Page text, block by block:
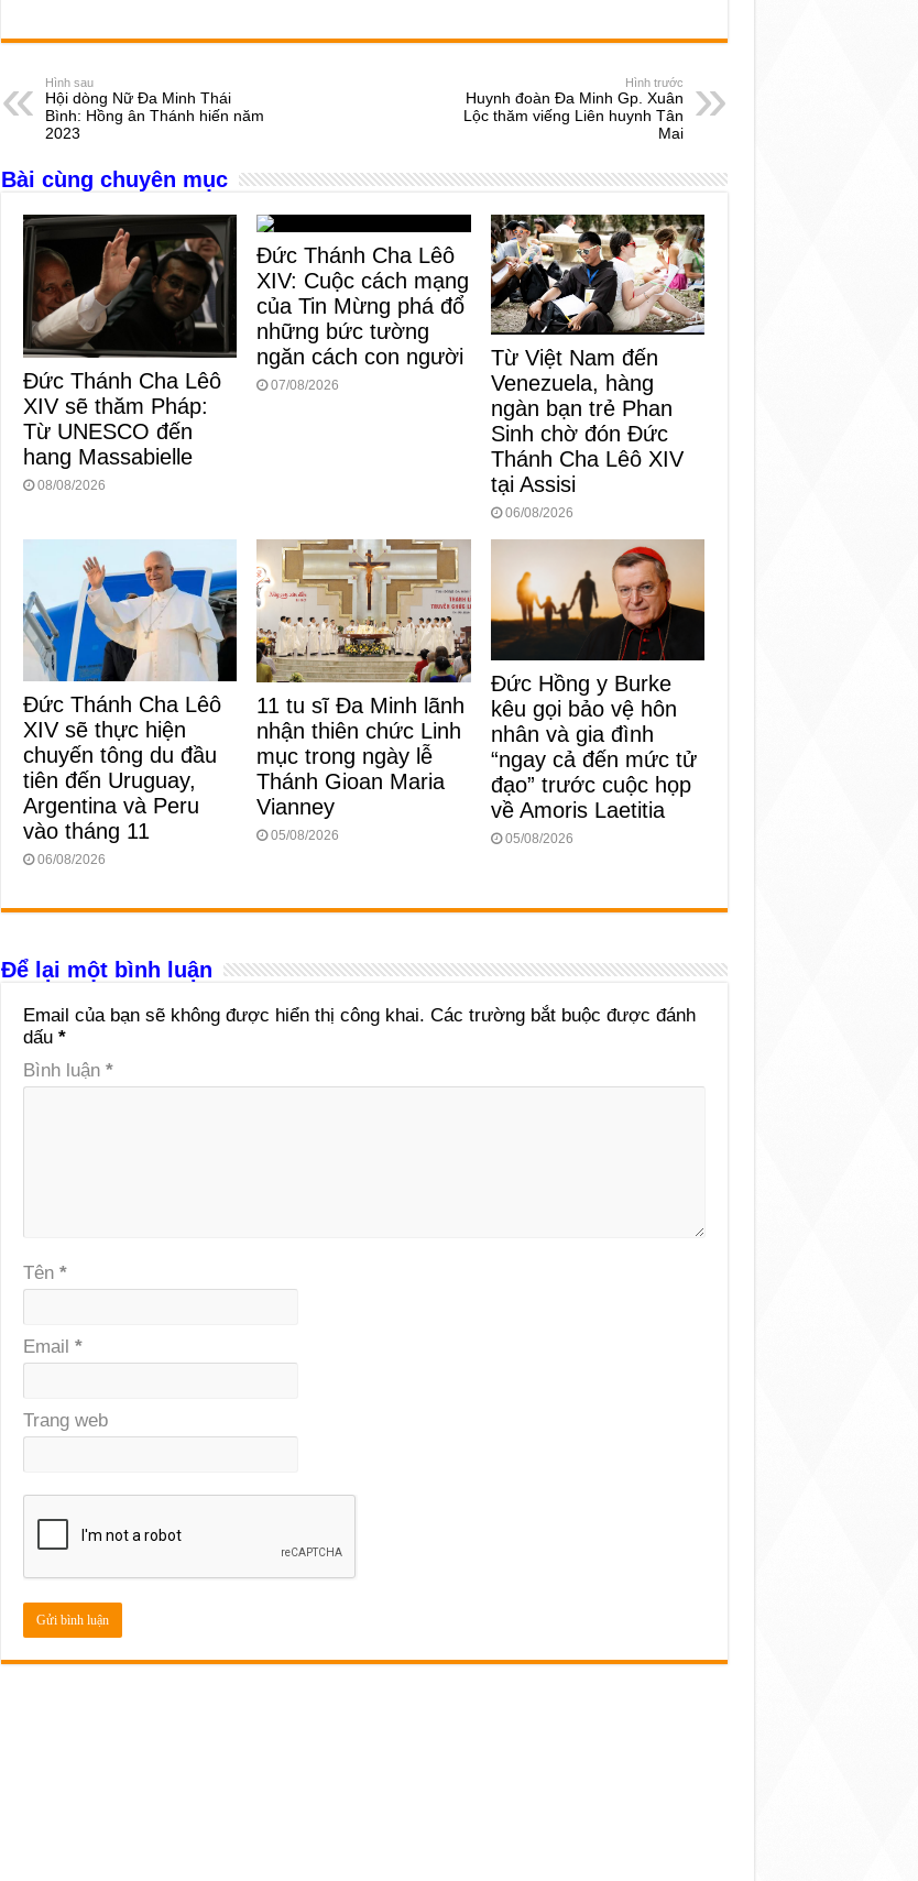
c
e
b
o
o
k
ss
n
er
at
A
p
e
d
er ail ar
Hình sau
Hội dòng Nữ Đa Minh Thái
Bình: Hồng ân Thánh hiến năm
2023
Hình trước
Huynh đoàn Đa Minh Gp. Xuân
Lộc thăm viếng Liên huynh Tân
Mai
Bài cùng chuyên mục
Đức Thánh Cha Lêô
XIV sẽ thăm Pháp:
Từ UNESCO đến
hang Massabielle
08/08/2026
Đức Thánh Cha Lêô
XIV: Cuộc cách mạng
của Tin Mừng phá đổ
những bức tường
ngăn cách con người
07/08/2026
Từ Việt Nam đến
Venezuela, hàng
ngàn bạn trẻ Phan
Sinh chờ đón Đức
Thánh Cha Lêô XIV
tại Assisi
06/08/2026
Đức Thánh Cha Lêô
XIV sẽ thực hiện
chuyến tông du đầu
tiên đến Uruguay,
Argentina và Peru
vào tháng 11
06/08/2026
11 tu sĩ Đa Minh lãnh
nhận thiên chức Linh
mục trong ngày lễ
Thánh Gioan Maria
Vianney
05/08/2026
Đức Hồng y Burke
kêu gọi bảo vệ hôn
nhân và gia đình
“ngay cả đến mức tử
đạo” trước cuộc họp
về Amoris Laetitia
05/08/2026
Để lại một bình luận
Email của bạn sẽ không được hiển thị công khai. Các trường bắt buộc được đánh
dấu *
Bình luận *
Tên *
Email *
Trang web